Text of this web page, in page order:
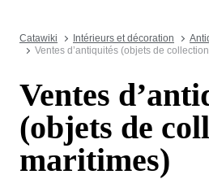
Catawiki Intérieurs et décoration
Ventes d’antiquités (objets de
Ventes
(objets de
maritimes)